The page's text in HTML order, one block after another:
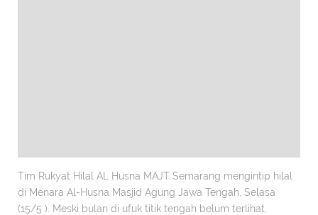
Tim Rukyat Hilal AL Husna MAJT Semarang mengintip hilal
di Menara Al-Husna Masjid Agung Jawa Tengah, Selasa
(15/5 ). Meski bulan di ufuk titik tengah belum terlihat,